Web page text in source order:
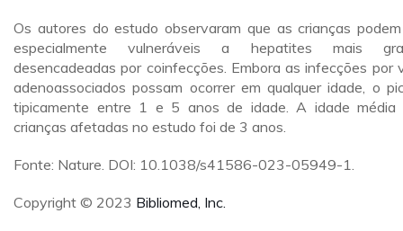
Os autores do estudo observaram que as crianças
especialmente vulneráveis a hepatites mais
desencadeadas por coinfecções. Embora as infecções por
adenoassociados possam ocorrer em qualquer idade, o
tipicamente entre 1 e 5 anos de idade. A idade média
crianças afetadas no estudo foi de 3 anos.
Fonte: Nature. DOI: 10.1038/s41586-023-05949-1.
Copyright © 2023 Bibliomed, Inc.